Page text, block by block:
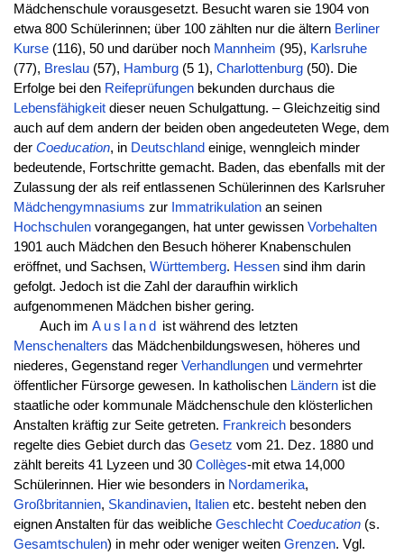
Mädchenschule vorausgesetzt. Besucht waren sie 1904 von
etwa 800 Schülerinnen; über 100 zählten nur die ältern Berliner
Kurse(116), 50 und darüber noch Mannheim (95), Karlsruhe
(77), Breslau(57), Hamburg(5 1), Charlottenburg(50). Die
Erfolge bei den Reifeprüfungenbekunden durchaus die
Lebensfähigkeitdieser neuen Schulgattung. – Gleichzeitig sind
auch auf dem andern der beiden oben angedeuteten Wege, dem
der Coeducation, in Deutschland einige, wenngleich minder
bedeutende, Fortschritte gemacht. Baden, das ebenfalls mit der
Zulassung der als reif entlassenen Schülerinnen des Karlsruher
Mädchengymnasiums zur Immatrikulationan seinen
Hochschulenvorangegangen, hat unter gewissen Vorbehalten
1901 auch Mädchen den Besuch höherer Knabenschulen
eröffnet, und Sachsen, Württemberg. Hessensind ihm darin
gefolgt. Jedoch ist die Zahl der daraufhin wirklich
aufgenommenen Mädchen bisher gering.
Auch im Ausland
ist während des letzten
Menschenalters das Mädchenbildungswesen, höheres und
niederes, Gegenstand reger Verhandlungenund vermehrter
öffentlicher Fürsorge gewesen. In katholischen Ländernist die
staatliche oder kommunale Mädchenschule den klösterlichen
Anstalten kräftig zur Seite getreten. Frankreichbesonders
regelte dies Gebiet durch das Gesetz vom 21. Dez. 1880 und
zählt bereits 41 Lyzeen und 30 Collèges-mit etwa 14,000
Schülerinnen. Hier wie besonders in Nordamerika,
Großbritannien, Skandinavien, Italienetc. besteht neben den
eignen Anstalten für das weibliche Geschlecht Coeducation(s.
Gesamtschulen) in mehr oder weniger weiten Grenzen. Vgl.